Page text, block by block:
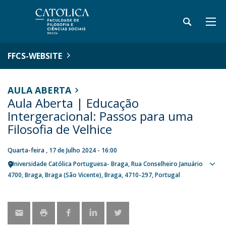
FFCS-WEBSITE
AULA ABERTA
Aula Aberta | Educação
Intergeracional: Passos para uma
Filosofia de Velhice
Quarta-feira , 17 de Julho 2024 - 16:00
Universidade Católica Portuguesa- Braga Rua Conselheiro Januário
4700 Braga Braga (São Vicente), Braga 4710-297 Portugal